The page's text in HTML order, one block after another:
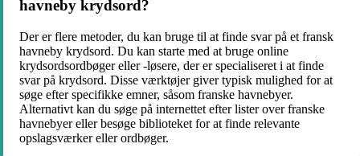
havneby krydsord?
Der er flere metoder, du kan bruge til at finde svar på et fransk
havneby krydsord. Du kan starte med at bruge online
krydsordsordbøger eller -løsere, der er specialiseret i at finde
svar på krydsord. Disse værktøjer giver typisk mulighed for at
søge efter specifikke emner, såsom franske havnebyer.
Alternativt kan du søge på internettet efter lister over franske
havnebyer eller besøge biblioteket for at finde relevante
opslagsværker eller ordbøger.